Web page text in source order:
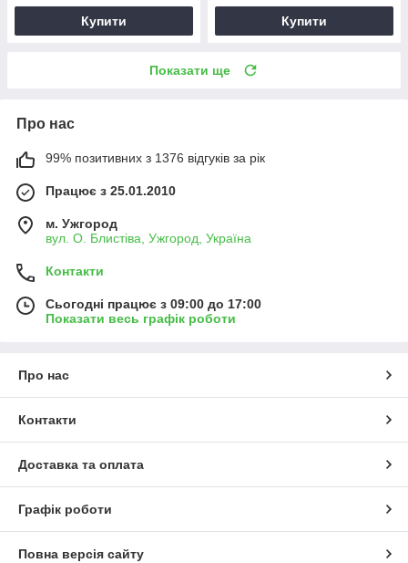
Купити Купити
Показати ще
Про нас
99% позитивних з 1376 відгуків за рік
Працює з 25.01.2010
м. Ужгород
вул. О. Блистіва, Ужгород, Україна
Контакти
Сьогодні працює з 09:00 до 17:00
Показати весь графік роботи
Про нас
Контакти
Доставка та оплата
Графік роботи
Повна версія сайту